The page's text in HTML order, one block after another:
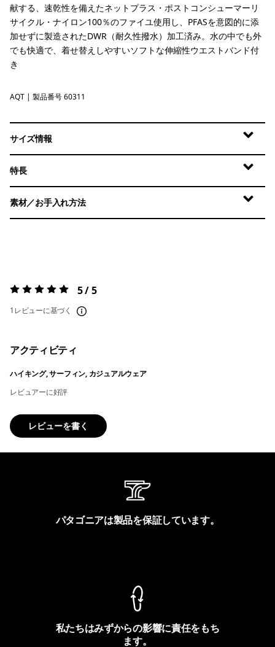
献する、速乾性を備えたネットプラス・ポストコンシューマーリ
サイクル・ナイロン100％のファイユ使用し、PFASを意図的に添
加せずに製造されたDWR（耐久性撥水）加工済み。水の中でも外
でも快適で、着せ替えしやすいソフトな伸縮性ウエストバンド付
き
Aquatic Blue
AQT | 製品番号 60311
サイズ情報
特長
素材／お手入れ方法
評価:5 / 5 5 / 5
1レビューに基づく
アクティビティ
ハイキング, サーフィン, カジュアルウェア
レビュアーに好評
レビューを書く
パタゴニアは製品を保証しています。
私たちはみずからの影響に責任をもち
ます。